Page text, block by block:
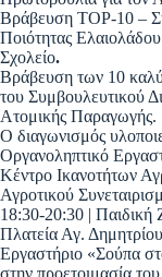
Βράβευση ΤΟP-10 –
Ποιότητας
Σχολείο.
Βράβευση των 10
του Συμβουλευτικού
Ατομικής Παραγωγής.
Ο διαγωνισμός
Οργανοληπτικό
Κέντρο Ικανοτήτων
Αγροτικού
18:30-20:30 | Παιδική
Πλατεία Αγ. Δημητρίου
Εργαστήριο «Σούπα
στην προετοιμασία